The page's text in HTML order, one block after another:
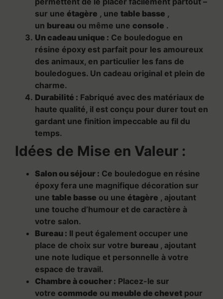
sur une étagère , une table basse ,
un bureau ou même une console .
Un cadeau unique : Ce bouledogue en
résine époxy est parfait pour les amoureux
des animaux, en particulier les fans de
bouledogues. Un cadeau original et plein de
charme.
Durabilité : Fabriqué avec des matériaux de
haute qualité, il est conçu pour durer tout en
gardant une finition impeccable au fil du
temps.
Idées de Mise en Valeur :
Salon ou séjour : Ce bouledogue en résine
époxy fera une magnifique décoration sur
une table basse ou une étagère , ajoutant
une touche d’humour et de caractère à
votre salon.
Bureau : Il peut également occuper une
place de choix sur votre bureau , ajoutant
une note ludique et personnelle à votre
espace de travail.
Chambre à coucher : Placez-le sur
votre commode ou meuble de chevet pour